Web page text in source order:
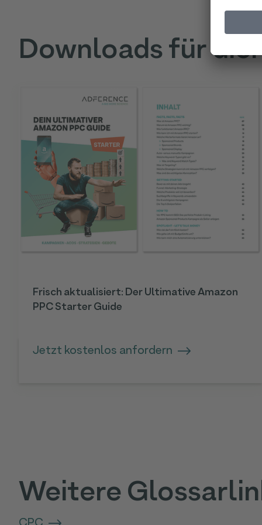
Downloads für
Frisch aktualisiert: Der Ultimative Amazon
PPC Starter Guide
Jetzt kostenlos anfordern
Weitere